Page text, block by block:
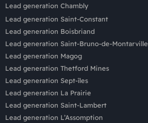
Lead generation Chambly
Lead generation Saint-Constant
Lead generation Boisbriand
Lead generation Saint-Bruno-de-Montarville
Lead generation Magog
Lead generation Thetford Mines
Lead generation Sept-îles
Lead generation La Prairie
Lead generation Saint-Lambert
Lead generation L’Assomption